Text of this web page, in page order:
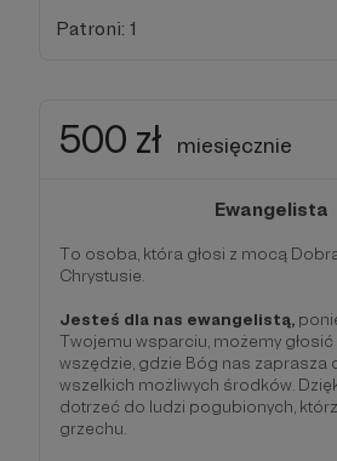
Patroni: 1
500 zł miesięcznie
Ewangelista
To osoba, która głosi z mocą
Chrystusie.
Jesteś dla nas ewangelistą,
Twojemu wsparciu, możemy głosić
wszędzie, gdzie Bóg nas zaprasza
wszelkich możliwych środków.
dotrzeć do ludzi pogubionych,
grzechu.